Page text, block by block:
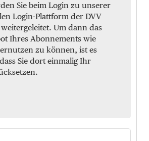
Sie beim Login zu unserer
Login-Plattform der DVV
Um dann das
Ihres Abonnements wie
zu können, ist es
Sie dort einmalig Ihr